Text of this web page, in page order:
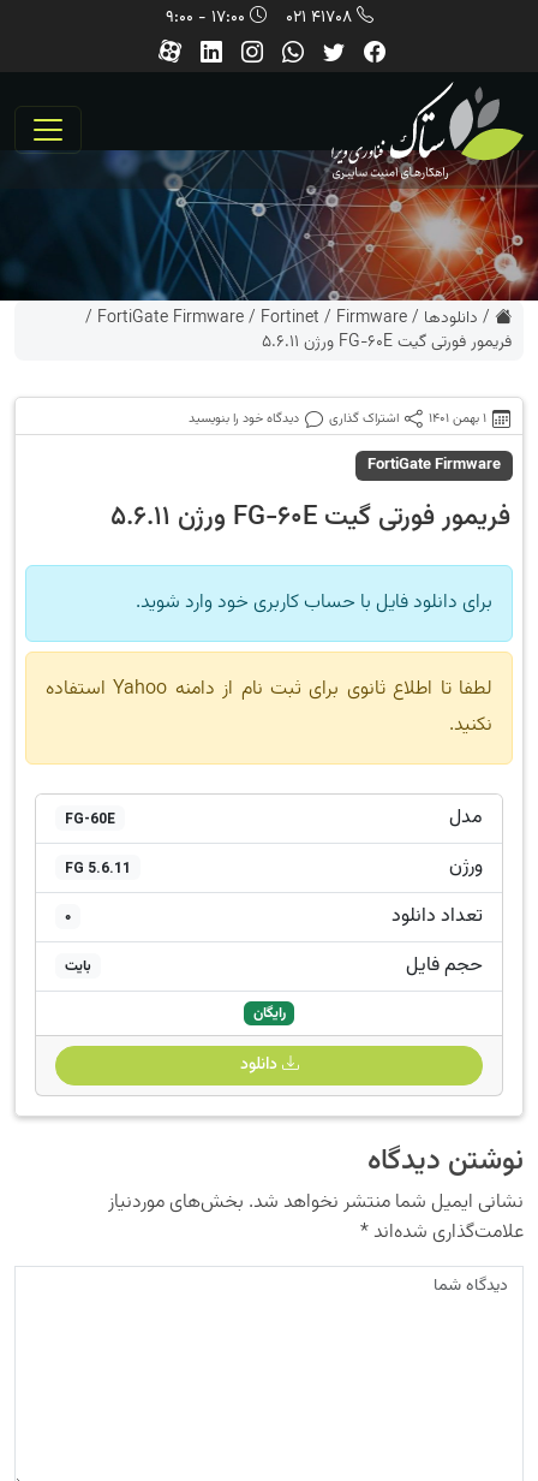
41708 021
/ دانلودها /
Firmware
/
Fortinet
/
FortiGate Firmware
/
فریمور فورتی گیت FG-60E ورژن 5.6.11
1 بهمن 1401 اشتراک گذاری دیدگاه خود را بنویسید
FortiGate Firmware
فریمور فورتی گیت FG-60E ورژن 5.6.11
برای دانلود فایل با حساب کاربری خود وارد شوید.
لطفا تا اطلاع ثانوی برای ثبت نام از دامنه Yahoo استفاده
نکنید.
مدل FG-60E
ورژن FG 5.6.11
تعداد دانلود 0
حجم فایل بایت
رایگان
دانلود
نوشتن دیدگاه
نشانی ایمیل شما منتشر نخواهد شد. بخش‌های موردنیاز
علامت‌گذاری شده‌اند*